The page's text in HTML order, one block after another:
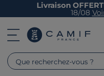
Livraison
18/08
Que recherchez-vous ?